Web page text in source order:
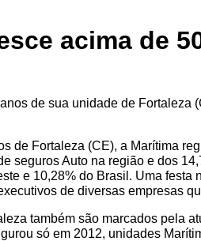
acima de
de sua unidade de Fortaleza
de Fortaleza (CE), a Marítima
seguros Auto na região e dos
e 10,28% do Brasil. Uma
de diversas empresas
também são marcados pela
só em 2012, unidades